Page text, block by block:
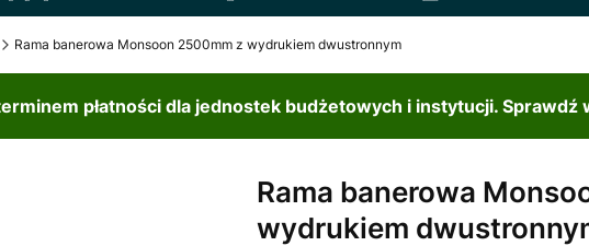
Rama banerowa Monsoon 2500mm z wydrukiem dwustronnym
płatności dla jednostek budżetowych i instytucji. Sprawdź
Rama banerowa
wydrukiem